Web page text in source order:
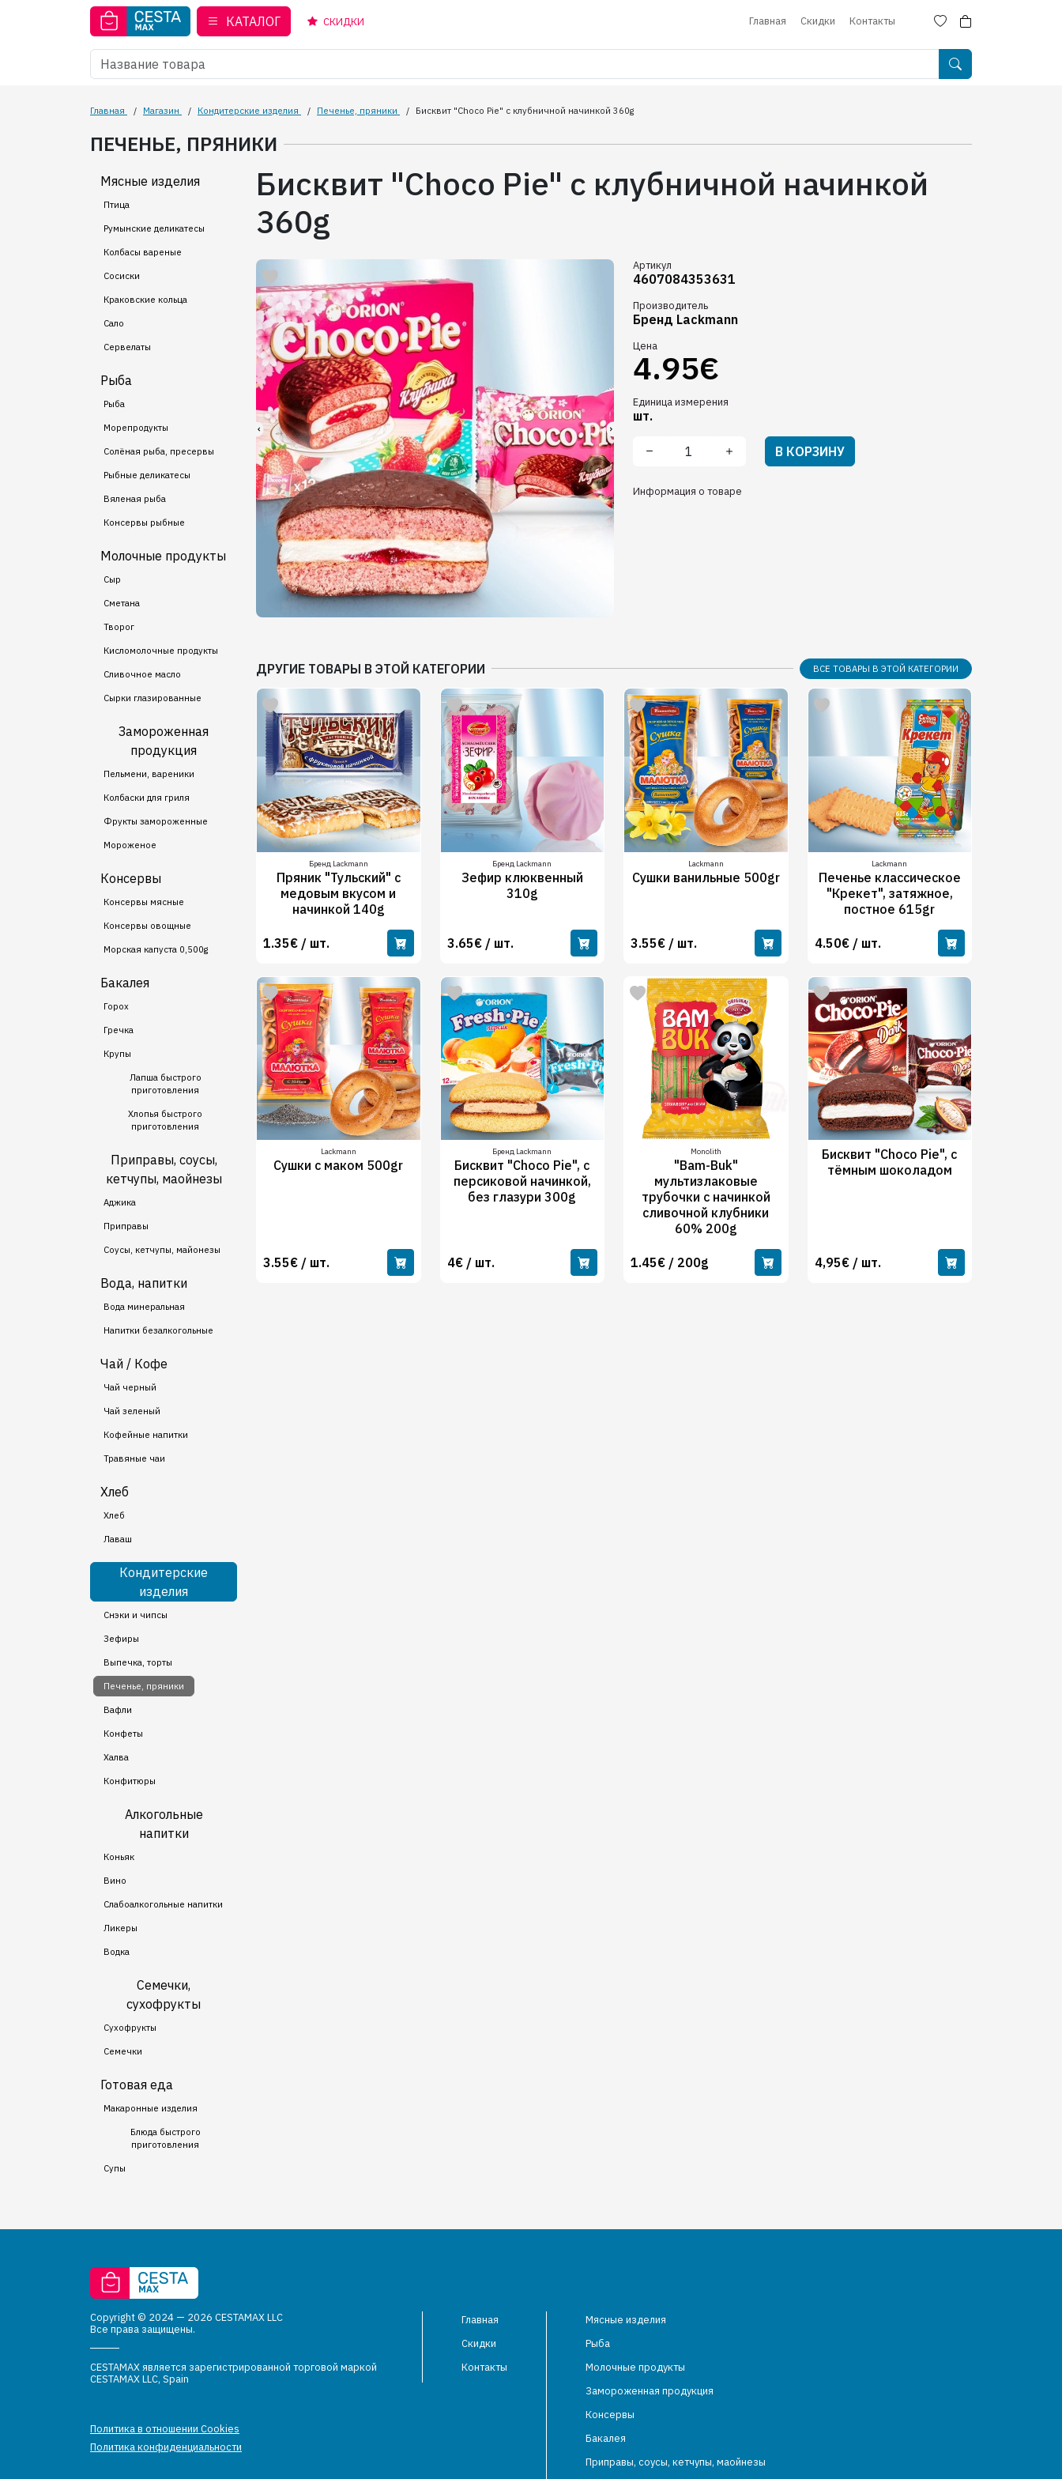
КАТАЛОГ СКИДКИ Главная Скидки Контакты
Главная / Магазин / Кондитерские изделия / Печенье, пряники / Бисквит "Choco Pie" с клубничной начинкой 360g
ПЕЧЕНЬЕ, ПРЯНИКИ
Мясные изделия
Птица
Румынские деликатесы
Колбасы вареные
Сосиски
Краковские кольца
Сало
Сервелаты
Рыба
Рыба
Морепродукты
Солёная рыба, пресервы
Рыбные деликатесы
Вяленая рыба
Консервы рыбные
Молочные продукты
Сыр
Сметана
Творог
Кисломолочные продукты
Сливочное масло
Сырки глазированные
Замороженная
продукция
Пельмени, вареники
Колбаски для гриля
Фрукты замороженные
Мороженое
Консервы
Консервы мясные
Консервы овощные
Морская капуста 0,500g
Бакалея
Горох
Гречка
Крупы
Лапша быстрого
приготовления
Хлопья быстрого
приготовления
Приправы, соусы,
кетчупы, маойнезы
Аджика
Приправы
Соусы, кетчупы, майонезы
Вода, напитки
Вода минеральная
Напитки безалкогольные
Чай / Кофе
Чай черный
Чай зеленый
Кофейные напитки
Травяные чаи
Хлеб
Хлеб
Лаваш
Кондитерские
изделия
Снэки и чипсы
Зефиры
Выпечка, торты
Печенье, пряники
Вафли
Конфеты
Халва
Конфитюры
Алкогольные
напитки
Коньяк
Вино
Слабоалкогольные напитки
Ликеры
Водка
Семечки,
сухофрукты
Сухофрукты
Семечки
Готовая еда
Макаронные изделия
Блюда быстрого
приготовления
Супы
Бисквит "Choco Pie" с клубничной начинкой
360g
Артикул
4607084353631
Производитель
Бренд Lackmann
Цена
4.95€
Единица измерения
шт.
В КОРЗИНУ
Информация о товаре
ДРУГИЕ ТОВАРЫ В ЭТОЙ КАТЕГОРИИ ВСЕ ТОВАРЫ В ЭТОЙ КАТЕГОРИИ
Бренд Lackmann
Пряник "Тульский" с
медовым вкусом и
начинкой 140g
1.35€ / шт.
Бренд Lackmann
Зефир клюквенный
310g
3.65€ / шт.
Lackmann
Сушки ванильные 500gr
3.55€ / шт.
Lackmann
Печенье классическое
"Крекет", затяжное,
постное 615gr
4.50€ / шт.
Lackmann
Сушки с маком 500gr
3.55€ / шт.
Бренд Lackmann
Бисквит "Choco Pie", с
персиковой начинкой,
без глазури 300g
4€ / шт.
Monolith
"Bam-Buk"
мультизлаковые
трубочки с начинкой
сливочной клубники
60% 200g
1.45€ / 200g
Бисквит "Choco Pie", с
тёмным шоколадом
4,95€ / шт.
Copyright © 2024 — 2026 CESTAMAX LLC
Все права защищены.
CESTAMAX является зарегистрированной торговой маркой
CESTAMAX LLC, Spain
Политика в отношении Cookies
Политика конфиденциальности
Главная
Скидки
Контакты
Мясные изделия
Рыба
Молочные продукты
Замороженная продукция
Консервы
Бакалея
Приправы, соусы, кетчупы, маойнезы